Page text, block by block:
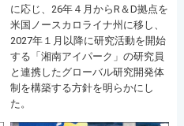
に応じ、26年４月からR＆D拠点を
米国ノースカロライナ州に移し、
2027年１月以降に研究活動を開始
する「湘南アイパーク」の研究員
と連携したグローバル研究開発体
制を構築する方針を明らかにし
た。